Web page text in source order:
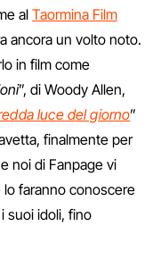
al Taormina Film
ancora un volto noto.
in film come
”, di Woody Allen,
luce del giorno”
finalmente per
noi di Fanpage vi
faranno conoscere
suoi idoli, fino